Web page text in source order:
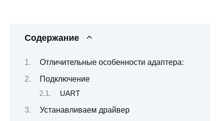
Содержание
Отличительные особенности адаптера:
Подключение
UART
Устанавливаем драйвер